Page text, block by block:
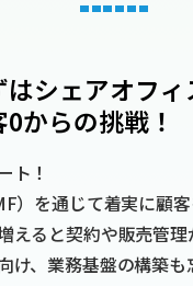
はシェアオフィ
からの挑戦！
ト！
）を通じて着実に顧客
えると契約や販売管理
け、業務基盤の構築も